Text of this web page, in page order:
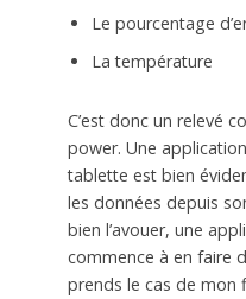
Le pourcentage
La température
C’est donc un relevé
power. Une
tablette est bien
les données depuis
bien l’avouer, une
commence à en faire
prends le cas de mon